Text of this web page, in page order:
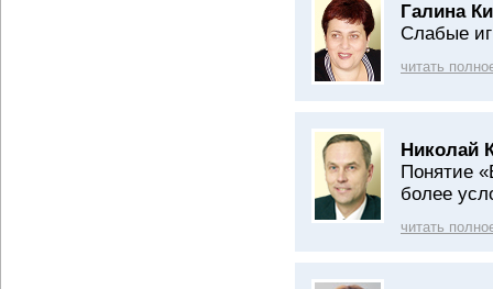
Галина
Слабые
читать
Николай
Понятие
более
читать